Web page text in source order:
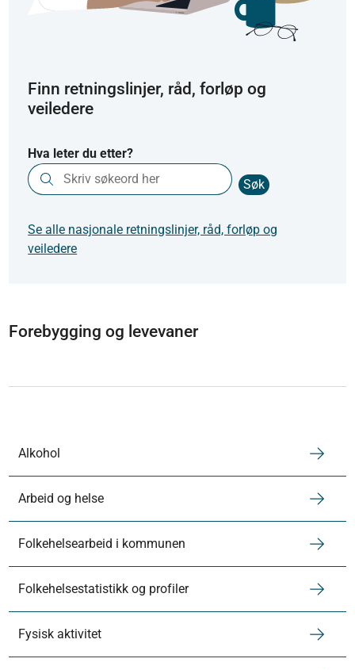
Finn retningslinjer, råd, forløp og
veiledere
Hva leter du etter?
Søk
Se alle nasjonale retningslinjer, råd, forløp og
veiledere
Forebygging og levevaner
Alkohol
Arbeid og helse
Folkehelsearbeid i kommunen
Folkehelsestatistikk og profiler
Fysisk aktivitet